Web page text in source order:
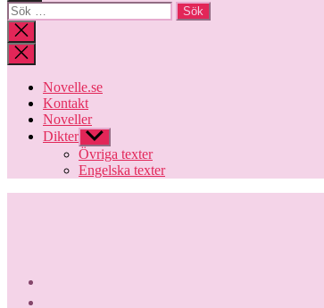
Sök
efter:
Stäng
sökningen
Novelle.se
Kontakt
Noveller
Dikter Visa
undermeny
Övriga texter
Engelska texter